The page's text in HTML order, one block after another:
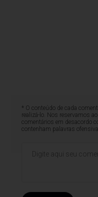
* O conteúdo de cada
realizá-lo. Nos reservamos
comentários em desacordo
contenham palavras